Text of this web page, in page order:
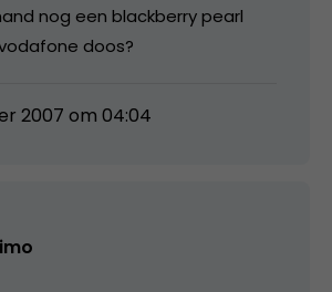
nog een blackberry pearl
doos?
2007 om 04:04